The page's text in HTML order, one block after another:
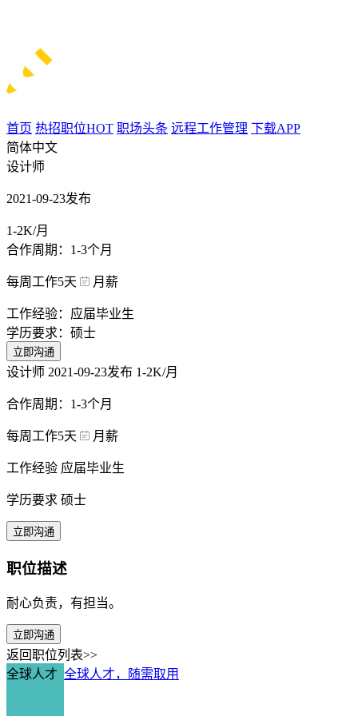
首页 热招职位HOT 职场头条 远程工作管理 下载APP
简体中文
设计师
2021-09-23发布
1-2K/月
合作周期：1-3个月
每周工作5天 月薪
工作经验：应届毕业生
学历要求：硕士
立即沟通
设计师 2021-09-23发布 1-2K/月
合作周期：1-3个月
每周工作5天 月薪
工作经验 应届毕业生
学历要求 硕士
立即沟通
职位描述
耐心负责，有担当。
立即沟通
返回职位列表>>
全球人才 全球人才，随需取用